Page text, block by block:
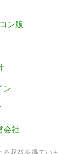
ン版
ン
会社